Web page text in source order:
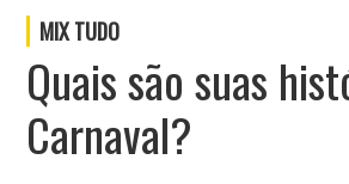
MIX TUDO
Quais são suas
Carnaval?